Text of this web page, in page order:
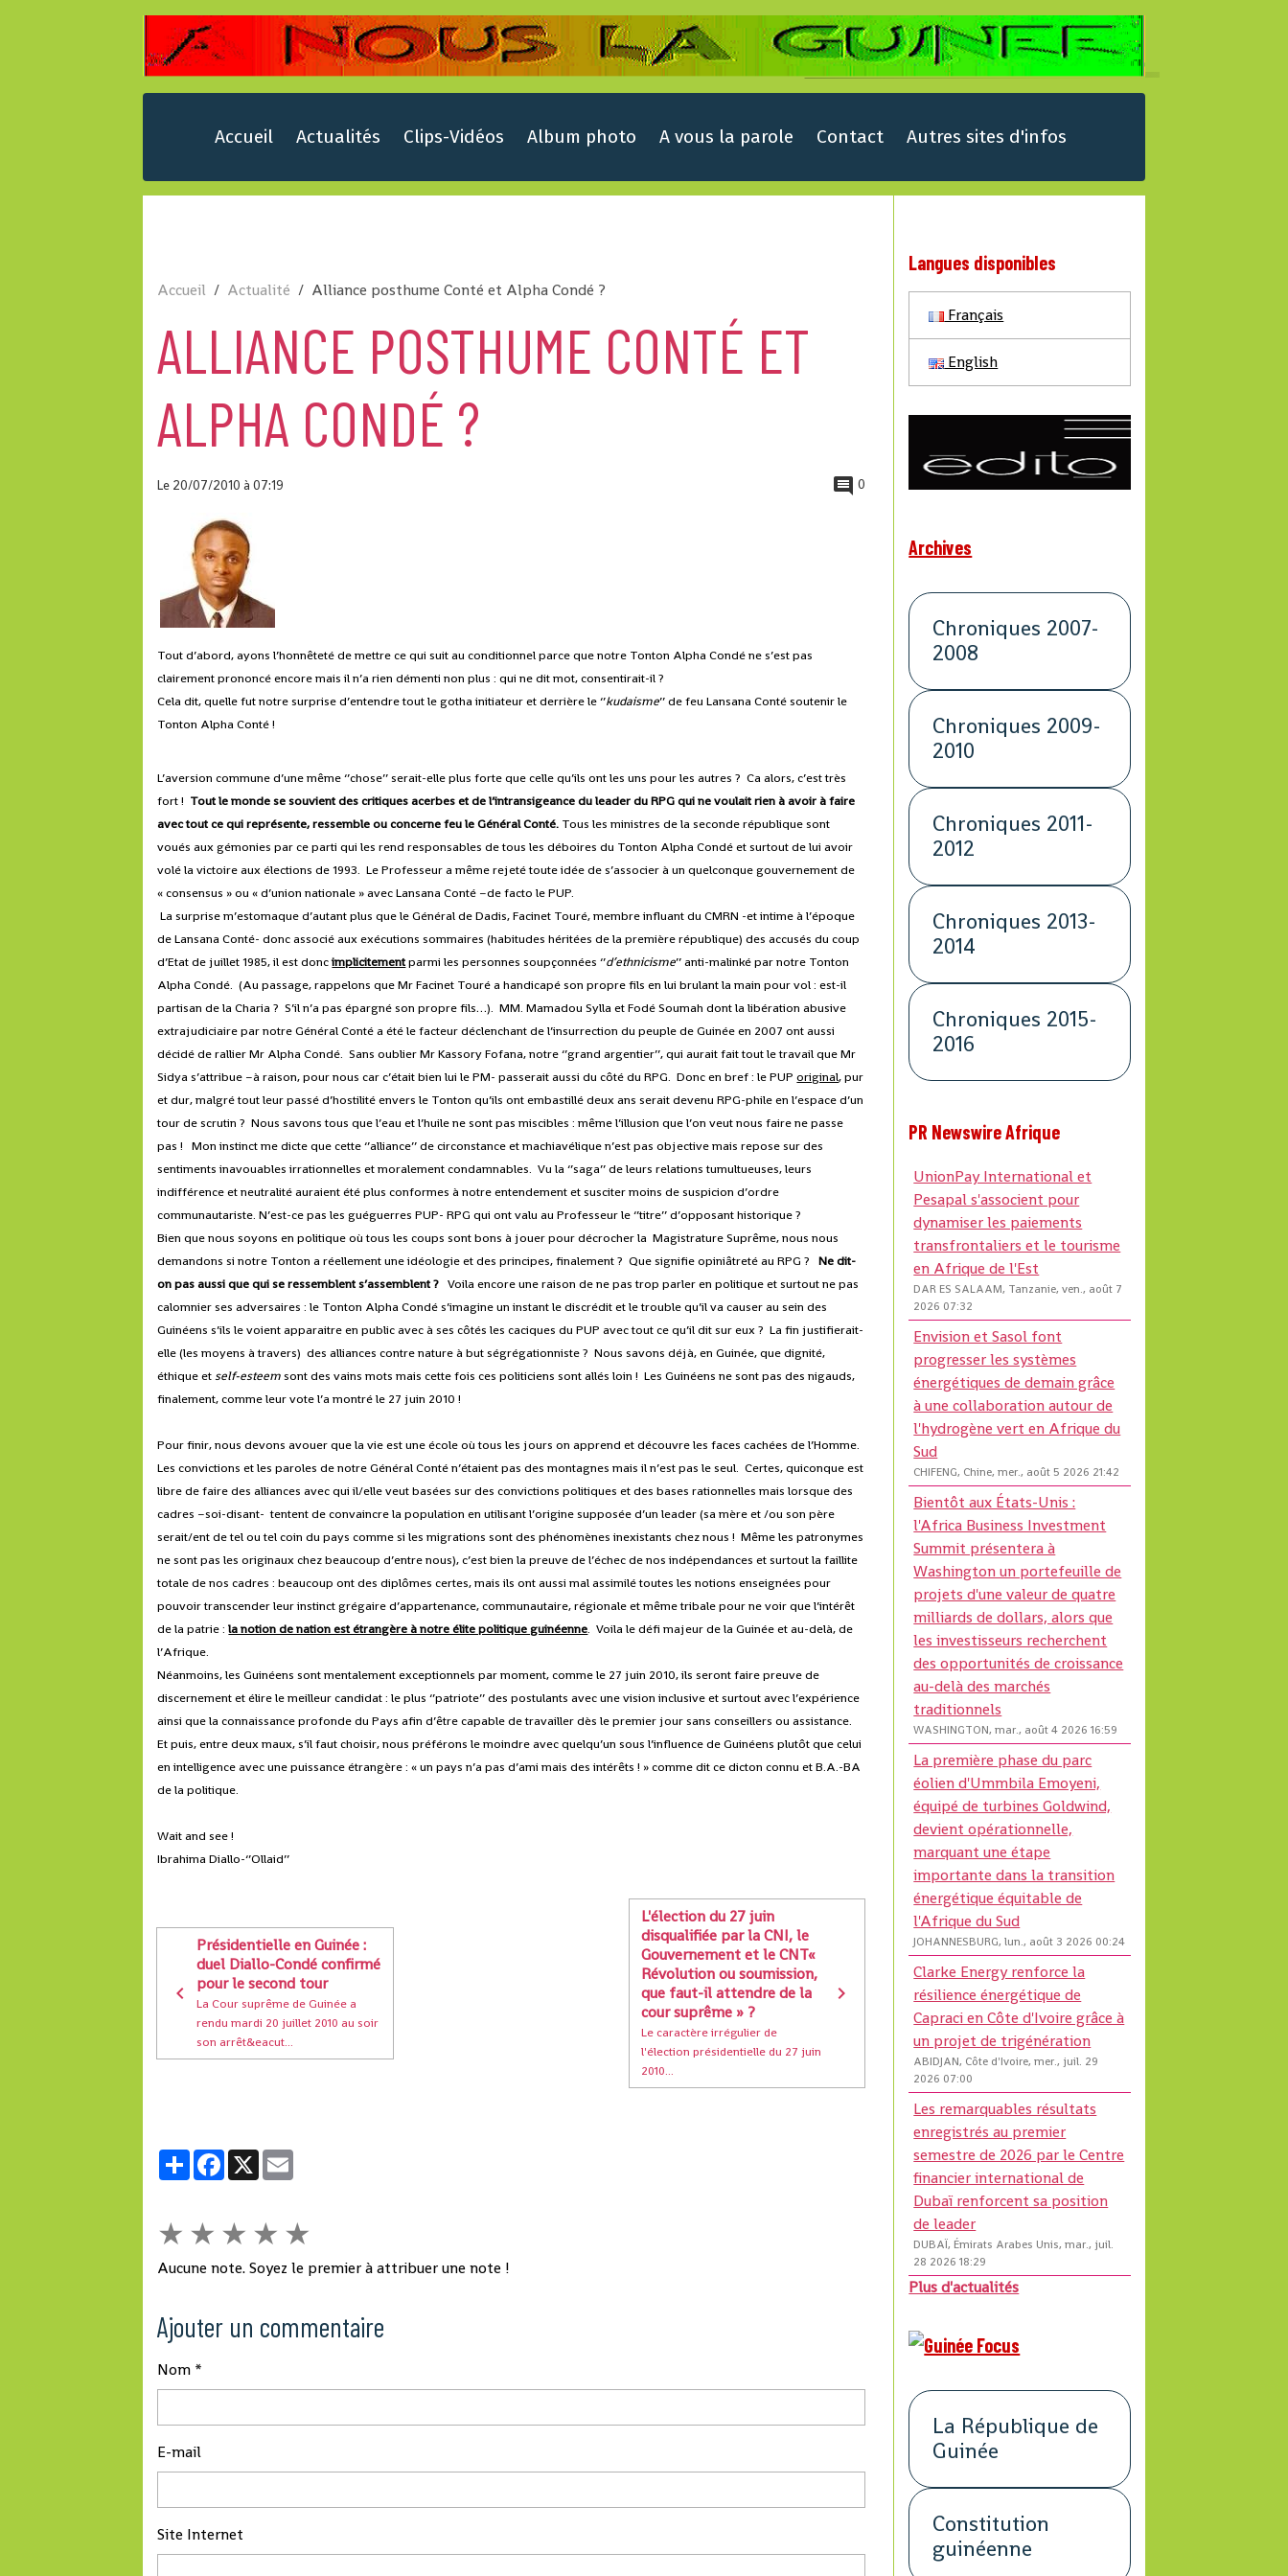
Accueil Actualités Clips-Vidéos Album photo A vous la parole Contact Autres sites d'infos
Accueil Actualité Alliance posthume Conté et Alpha Condé ?
ALLIANCE POSTHUME CONTÉ ET
ALPHA CONDÉ ?
Le 20/07/2010à 07:19 0
Tout d’abord, ayons l’honnêteté de mettre ce qui suit au conditionnel parce que notre Tonton Alpha Condé ne s’est pas
clairement prononcé encore mais il n’a rien démenti non plus : qui ne dit mot, consentirait-il ?
Cela dit, quelle fut notre surprise d’entendre tout le gotha initiateur et derrière le ‘’kudaisme’’ de feu Lansana Conté soutenir le
Tonton Alpha Conté !
L’aversion commune d’une même ‘’chose’’ serait-elle plus forte que celle qu’ils ont les uns pour les autres ? Ca alors, c’est très
fort ! Tout le monde se souvient des critiques acerbes et de l’intransigeance du leader du RPG qui ne voulait rien à avoir à faire
avec tout ce qui représente, ressemble ou concerne feu le Général Conté. Tous les ministres de la seconde république sont
voués aux gémonies par ce parti qui les rend responsables de tous les déboires du Tonton Alpha Condé et surtout de lui avoir
volé la victoire aux élections de 1993. Le Professeur a même rejeté toute idée de s’associer à un quelconque gouvernement de
« consensus » ou « d’union nationale » avec Lansana Conté –de facto le PUP.
La surprise m’estomaque d’autant plus que le Général de Dadis, Facinet Touré, membre influant du CMRN -et intime à l’époque
de Lansana Conté- donc associé aux exécutions sommaires (habitudes héritées de la première république) des accusés du coup
d’Etat de juillet 1985, il est doncimplicitementparmi les personnes soupçonnées ‘’d’ethnicisme’’ anti-malinké par notre Tonton
Alpha Condé. (Au passage, rappelons que Mr Facinet Touré a handicapé son propre fils en lui brulant la main pour vol : est-il
partisan de la Charia ? S’il n’a pas épargné son propre fils…). MM. Mamadou Sylla et Fodé Soumah dont la libération abusive
extrajudiciaire par notre Général Conté a été le facteur déclenchant de l’insurrection du peuple de Guinée en 2007 ont aussi
décidé de rallier Mr Alpha Condé. Sans oublier Mr Kassory Fofana, notre ‘’grand argentier’’, qui aurait fait tout le travail que Mr
Sidya s’attribue –à raison, pour nous car c’était bien lui le PM- passerait aussi du côté du RPG. Donc en bref : le PUPoriginal, pur
et dur, malgré tout leur passé d’hostilité envers le Tonton qu’ils ont embastillé deux ans serait devenu RPG-phile en l’espace d’un
tour de scrutin ? Nous savons tous que l’eau et l’huile ne sont pas miscibles : même l’illusion que l’on veut nous faire ne passe
pas ! Mon instinct me dicte que cette ‘’alliance’’ de circonstance et machiavélique n’est pas objective mais repose sur des
sentiments inavouables irrationnelles et moralement condamnables. Vu la ‘’saga’’ de leurs relations tumultueuses, leurs
indifférence et neutralité auraient été plus conformes à notre entendement et susciter moins de suspicion d’ordre
communautariste. N’est-ce pas les guéguerres PUP- RPG qui ont valu au Professeur le ‘’titre’’ d’opposant historique ?
Bien que nous soyons en politique où tous les coups sont bons à jouer pour décrocher la Magistrature Suprême, nous nous
demandons si notre Tonton a réellement une idéologie et des principes, finalement ? Que signifie opiniâtreté au RPG ?Ne dit-
on pas aussi que qui se ressemblent s’assemblent ? Voila encore une raison de ne pas trop parler en politique et surtout ne pas
calomnier ses adversaires : le Tonton Alpha Condé s’imagine un instant le discrédit et le trouble qu’il va causer au sein des
Guinéens s’ils le voient apparaitre en public avec à ses côtés les caciques du PUP avec tout ce qu’il dit sur eux ? La fin justifierait-
elle (les moyens à travers) des alliances contre nature à but ségrégationniste ? Nous savons déjà, en Guinée, que dignité,
éthique etself-esteemsont des vains mots mais cette fois ces politiciens sont allés loin ! Les Guinéens ne sont pas des nigauds,
finalement, comme leur vote l’a montré le 27 juin 2010 !
Pour finir, nous devons avouer que la vie est une école où tous les jours on apprend et découvre les faces cachées de l’Homme.
Les convictions et les paroles de notre Général Conté n’étaient pas des montagnes mais il n’est pas le seul. Certes, quiconque est
libre de faire des alliances avec qui il/elle veut basées sur des convictions politiques et des bases rationnelles mais lorsque des
cadres –soi-disant- tentent de convaincre la population en utilisant l’origine supposée d’un leader (sa mère et /ou son père
serait/ent de tel ou tel coin du pays comme si les migrations sont des phénomènes inexistants chez nous ! Même les patronymes
ne sont pas les originaux chez beaucoup d’entre nous), c’est bien la preuve de l’échec de nos indépendances et surtout la faillite
totale de nos cadres : beaucoup ont des diplômes certes, mais ils ont aussi mal assimilé toutes les notions enseignées pour
pouvoir transcender leur instinct grégaire d’appartenance, communautaire, régionale et même tribale pour ne voir que l’intérêt
de la patrie :la notion de nation est étrangère à notre élite politique guinéenne. Voila le défi majeur de la Guinée et au-delà, de
l’Afrique.
Néanmoins, les Guinéens sont mentalement exceptionnels par moment, comme le 27 juin 2010, ils seront faire preuve de
discernement et élire le meilleur candidat : le plus ‘’patriote’’ des postulants avec une vision inclusive et surtout avec l’expérience
ainsi que la connaissance profonde du Pays afin d’être capable de travailler dès le premier jour sans conseillers ou assistance.
Et puis, entre deux maux, s’il faut choisir, nous préférons le moindre avec quelqu’un sous l’influence de Guinéens plutôt que celui
en intelligence avec une puissance étrangère : « un pays n’a pas d’ami mais des intérêts ! » comme dit ce dicton connu et B.A.-BA
de la politique.
Wait and see !
Ibrahima Diallo-‘’Ollaid’’
Présidentielle en Guinée :
duel Diallo-Condé confirmé
pour le second tour
La Cour suprême de Guinée a
rendu mardi 20 juillet 2010 au soir
son arrêt&eacut...
L'élection du 27 juin
disqualifiée par la CNI, le
Gouvernement et le CNT«
Révolution ou soumission,
que faut-il attendre de la
cour suprême » ?
Le caractère irrégulier de
l'élection présidentielle du 27 juin
2010...
PartagerFacebook
X
★ ★ ★ ★ ★
Aucune note. Soyez le premier à attribuer une note !
Ajouter un commentaire
Nom
E-mail
Site Internet
Langues disponibles
Français
English
Archives
Chroniques 2007-
2008
Chroniques 2009-
2010
Chroniques 2011-
2012
Chroniques 2013-
2014
Chroniques 2015-
2016
PR Newswire Afrique
UnionPay International et
Pesapal s'associent pour
dynamiser les paiements
transfrontaliers et le tourisme
en Afrique de l'Est
DAR ES SALAAM, Tanzanie, ven., août 7
2026 07:32
Envision et Sasol font
progresser les systèmes
énergétiques de demain grâce
à une collaboration autour de
l'hydrogène vert en Afrique du
Sud
CHIFENG, Chine, mer., août 5 2026 21:42
Bientôt aux États-Unis :
l'Africa Business Investment
Summit présentera à
Washington un portefeuille de
projets d'une valeur de quatre
milliards de dollars, alors que
les investisseurs recherchent
des opportunités de croissance
au-delà des marchés
traditionnels
WASHINGTON, mar., août 4 2026 16:59
La première phase du parc
éolien d'Ummbila Emoyeni,
équipé de turbines Goldwind,
devient opérationnelle,
marquant une étape
importante dans la transition
énergétique équitable de
l'Afrique du Sud
JOHANNESBURG, lun., août 3 2026 00:24
Clarke Energy renforce la
résilience énergétique de
Capraci en Côte d'Ivoire grâce à
un projet de trigénération
ABIDJAN, Côte d'Ivoire, mer., juil. 29
2026 07:00
Les remarquables résultats
enregistrés au premier
semestre de 2026 par le Centre
financier international de
Dubaï renforcent sa position
de leader
DUBAÏ, Émirats Arabes Unis, mar., juil.
28 2026 18:29
Plus d'actualités
La République de
Guinée
Constitution
guinéenne